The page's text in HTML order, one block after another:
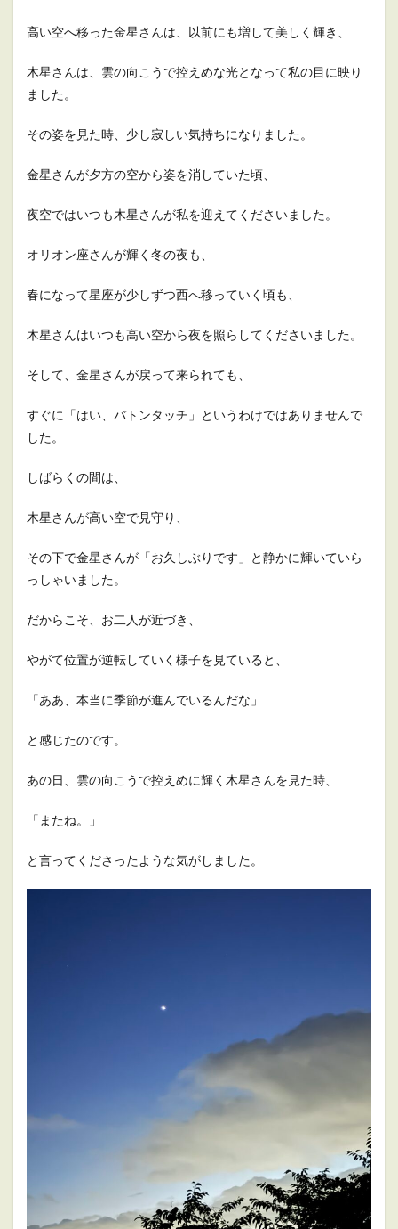
高い空へ移った金星さんは、以前にも増して美しく輝き、
木星さんは、雲の向こうで控えめな光となって私の目に映り
ました。
その姿を見た時、少し寂しい気持ちになりました。
金星さんが夕方の空から姿を消していた頃、
夜空ではいつも木星さんが私を迎えてくださいました。
オリオン座さんが輝く冬の夜も、
春になって星座が少しずつ西へ移っていく頃も、
木星さんはいつも高い空から夜を照らしてくださいました。
そして、金星さんが戻って来られても、
すぐに「はい、バトンタッチ」というわけではありませんで
した。
しばらくの間は、
木星さんが高い空で見守り、
その下で金星さんが「お久しぶりです」と静かに輝いていら
っしゃいました。
だからこそ、お二人が近づき、
やがて位置が逆転していく様子を見ていると、
「ああ、本当に季節が進んでいるんだな」
と感じたのです。
あの日、雲の向こうで控えめに輝く木星さんを見た時、
「またね。」
と言ってくださったような気がしました。